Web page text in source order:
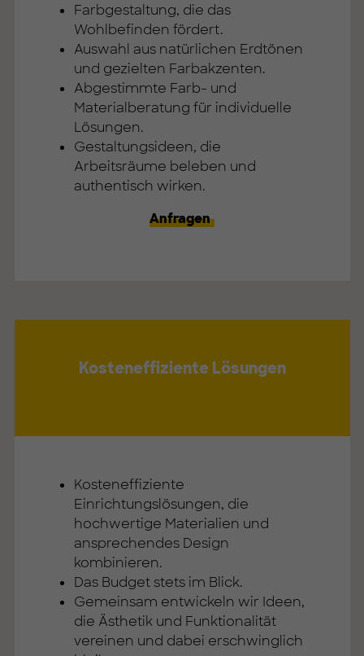
Farbgestaltung, die das
Wohlbefinden fördert.
Auswahl aus natürlichen Erdtönen
und gezielten Farbakzenten.
Abgestimmte Farb- und
Materialberatung für individuelle
Lösungen.
Gestaltungsideen, die
Arbeitsräume beleben und
authentisch wirken.
Anfragen
Kosteneffiziente Lösungen
Kosteneffiziente
Einrichtungslösungen, die
hochwertige Materialien und
ansprechendes Design
kombinieren.
Das Budget stets im Blick.
Gemeinsam entwickeln wir Ideen,
die Ästhetik und Funktionalität
vereinen und dabei erschwinglich